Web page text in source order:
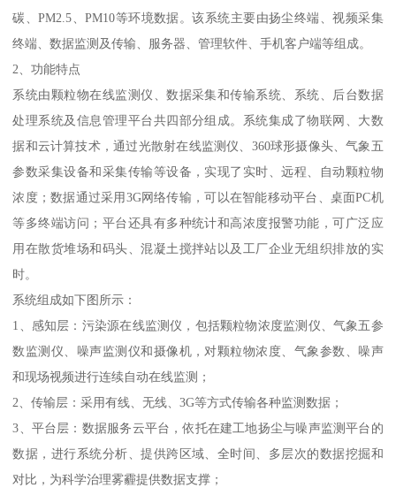
碳、PM2.5、PM10等环境数据。该系统主要由扬尘终端、视频采集
终端、数据监测及传输、服务器、管理软件、手机客户端等组成。
2、功能特点
系统由颗粒物在线监测仪、数据采集和传输系统、系统、后台数据
处理系统及信息管理平台共四部分组成。系统集成了物联网、大数
据和云计算技术，通过光散射在线监测仪、360球形摄像头、气象五
参数采集设备和采集传输等设备，实现了实时、远程、自动颗粒物
浓度；数据通过采用3G网络传输，可以在智能移动平台、桌面PC机
等多终端访问；平台还具有多种统计和高浓度报警功能，可广泛应
用在散货堆场和码头、混凝土搅拌站以及工厂企业无组织排放的实
时。
系统组成如下图所示：
1、感知层：污染源在线监测仪，包括颗粒物浓度监测仪、气象五参
数监测仪、噪声监测仪和摄像机，对颗粒物浓度、气象参数、噪声
和现场视频进行连续自动在线监测；
2、传输层：采用有线、无线、3G等方式传输各种监测数据；
3、平台层：数据服务云平台，依托在建工地扬尘与噪声监测平台的
数据，进行系统分析、提供跨区域、全时间、多层次的数据挖掘和
对比，为科学治理雾霾提供数据支撑；